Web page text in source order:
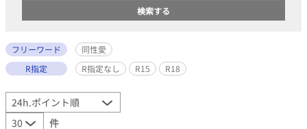
フリーワード
同性愛
R指定
R指定なし R15 R18
件